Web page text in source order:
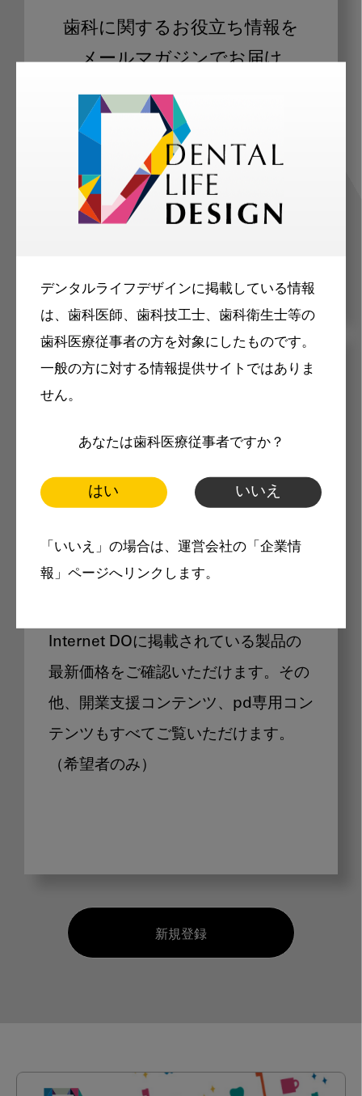
デンタルライフデザインに掲載している情報
は、歯科医師、歯科技工士、歯科衛生士等の
歯科医療従事者の方を対象にしたものです。
一般の方に対する情報提供サイトではありま
せん。
あなたは歯科医療従事者ですか？
はい いいえ
「いいえ」の場合は、運営会社の「企業情
報」ページへリンクします。
歯科に関するお役立ち情報を
メールマガジンでお届け
ご登録いただいた職種（歯科医師、歯
科衛生士、歯科技工士）に合わせた内
容のメールマガジンをお届けします。
メリット
製品価格も閲覧可能
Internet DOに掲載されている製品の
最新価格をご確認いただけます。その
他、開業支援コンテンツ、pd専用コン
テンツもすべてご覧いただけます。
（希望者のみ）
新規登録